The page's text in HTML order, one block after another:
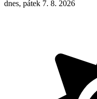
dnes, pátek 7. 8. 2026